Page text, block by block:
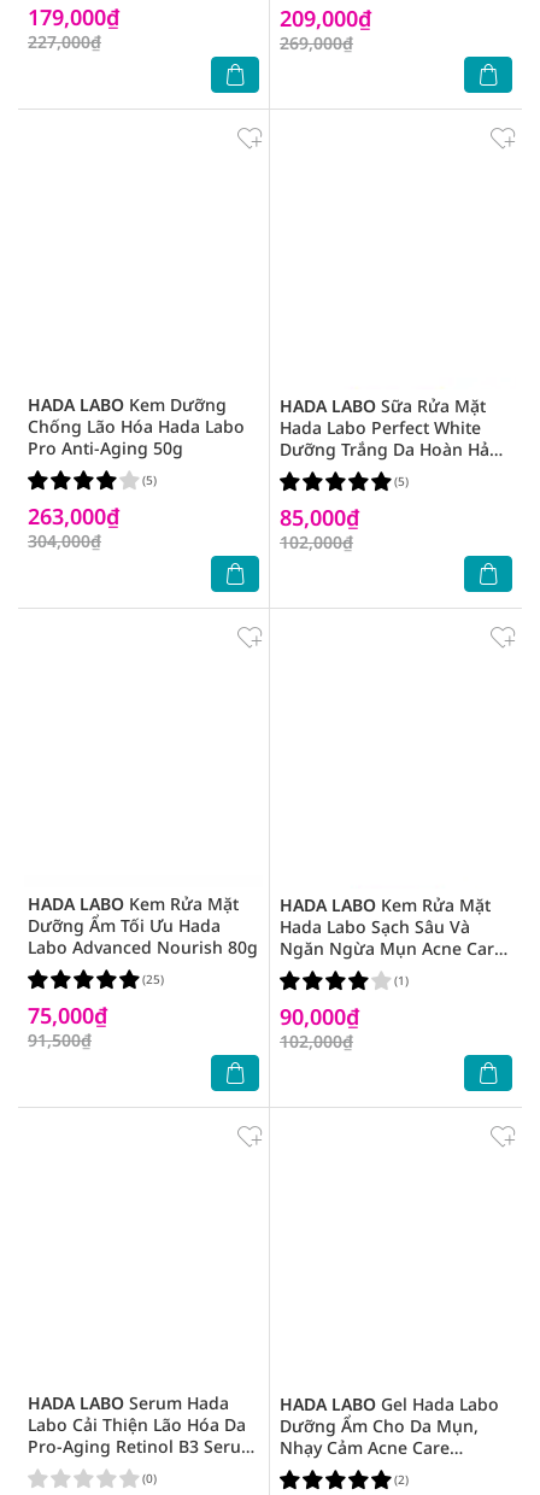
179,000₫
227,000₫
209,000₫
269,000₫
HADA LABO Kem Dưỡng
Chống Lão Hóa Hada Labo
Pro Anti-Aging 50g
263,000₫
304,000₫
(5)
HADA LABO Sữa Rửa Mặt
Hada Labo Perfect White
Dưỡng Trắng Da Hoàn Hảo
80g
85,000₫
102,000₫
(5)
HADA LABO Kem Rửa Mặt
Dưỡng Ẩm Tối Ưu Hada
Labo Advanced Nourish 80g
75,000₫
91,500₫
(25)
HADA LABO Kem Rửa Mặt
Hada Labo Sạch Sâu Và
Ngăn Ngừa Mụn Acne Care
Calming Cleanser 80g
90,000₫
102,000₫
(1)
HADA LABO Serum Hada
Labo Cải Thiện Lão Hóa Da
Pro-Aging Retinol B3 Serum
30ml
(0)
HADA LABO Gel Hada Labo
Dưỡng Ẩm Cho Da Mụn,
Nhạy Cảm Acne Care
Calming Gel Cream 50g
(2)